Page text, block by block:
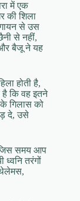
में एक
की शिला
गायन से उस
से नहीं,
बैजू ने यह
होती है,
है कि वह इतने
गिलास को
दे, उसे
जिस समय आप
ध्वनि तरंगों